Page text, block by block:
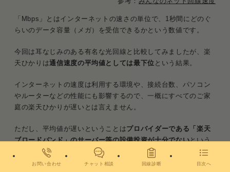
「Mbps」とはインターネットの速さの単位で、1秒間にどのぐ
らいのデータ容量（メガ）を受信できるかという数値です。
今回は耳なじみのある有名な光回線と比較してみましたが、楽
天ひかりは通信速度の平均値としては最下位 という結果。
インターネットの速度は利用する環境や、接続台数、パソコン
やルーターなどの性能にも影響するので、一概にすべてのご家
庭の楽天ひかりが遅いとは言えません。
ただし、平均値が遅いということはプロバイダーである「楽天
ブロードバンド」のサーバー等の設備投資が十分でないという
ことの証左です。
お問い合わせ チャット相談 回線診断 目次へ